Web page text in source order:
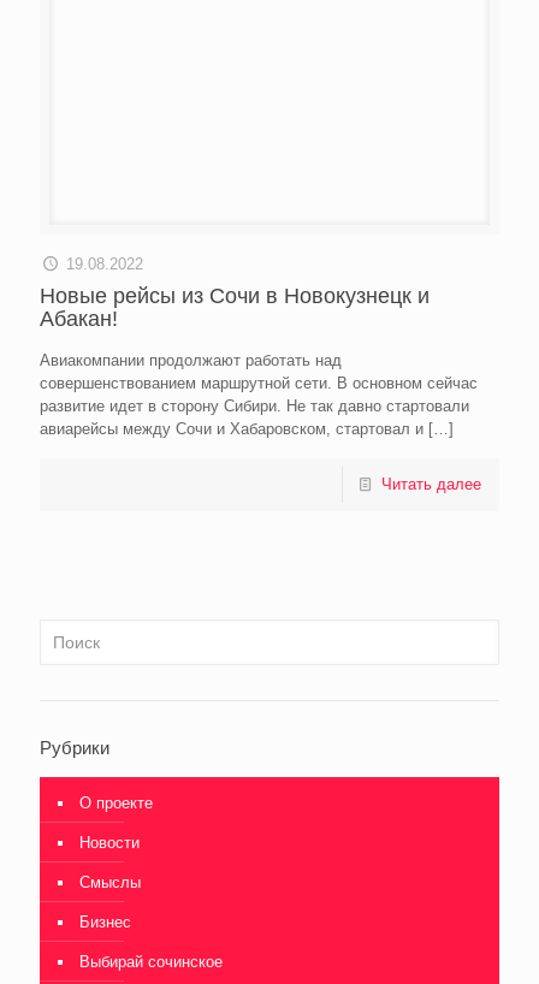
19.08.2022
Новые рейсы из Сочи в Новокузнецк и
Абакан!
Авиакомпании продолжают работать над
совершенствованием маршрутной сети. В основном сейчас
развитие идет в сторону Сибири. Не так давно стартовали
авиарейсы между Сочи и Хабаровском, стартовал и […]
Читать далее
Рубрики
О проекте
Новости
Смыслы
Бизнес
Выбирай сочинское